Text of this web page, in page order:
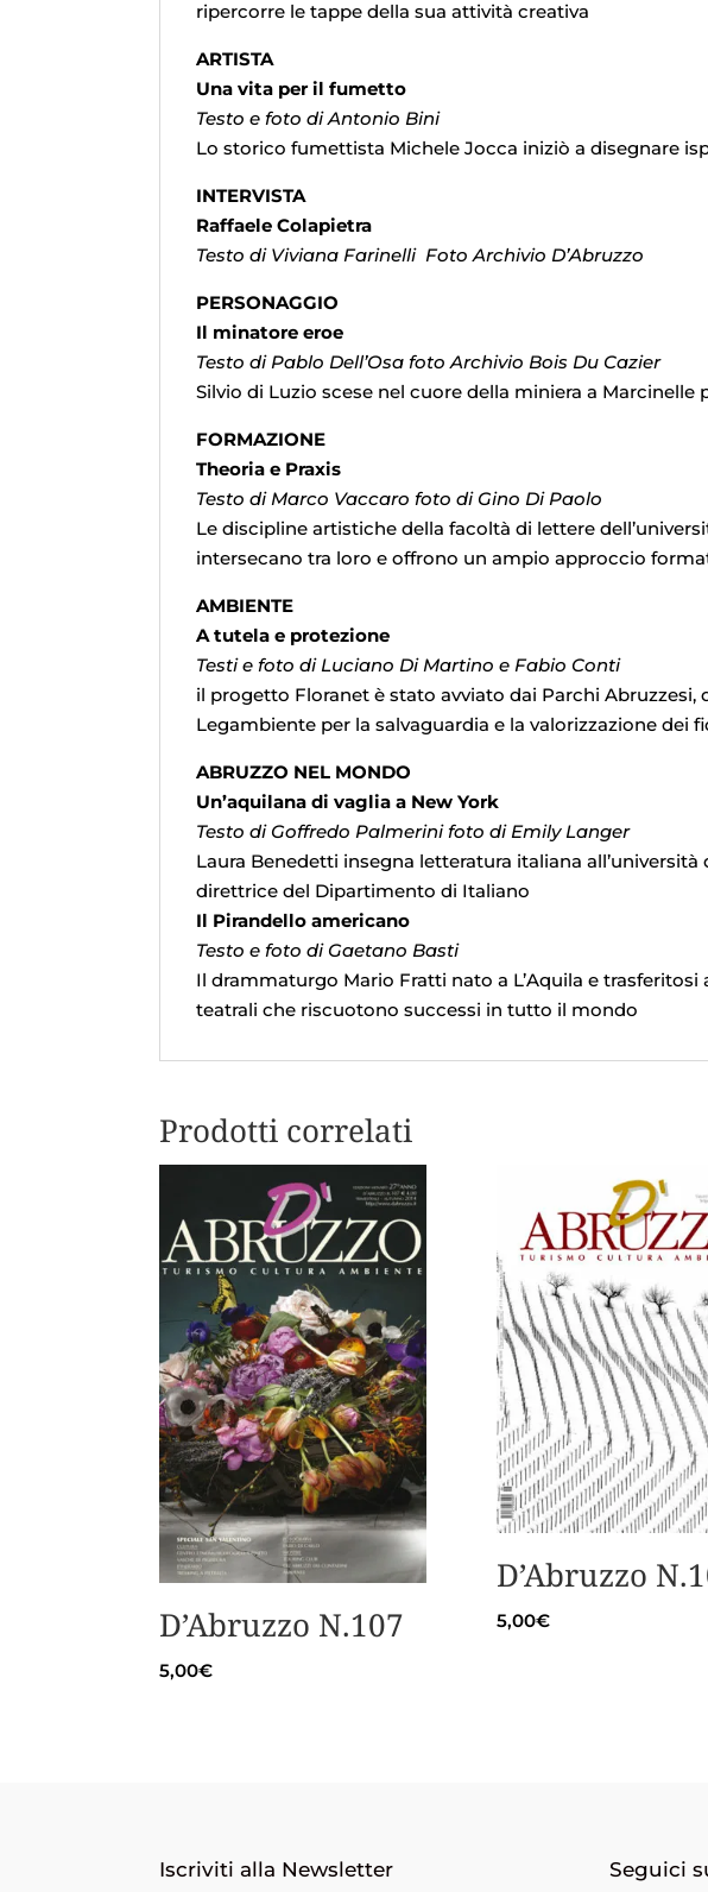
ripercorre le tappe della sua attività creativa
ARTISTA
Una vita per il fumetto
Testo e foto di Antonio Bini
Lo storico fumettista Michele Jocca iniziò a disegnare
INTERVISTA
Raffaele Colapietra
Testo di Viviana Farinelli Foto Archivio D’Abruzzo
PERSONAGGIO
Il minatore eroe
Testo di Pablo Dell’Osa foto Archivio Bois Du Cazier
Silvio di Luzio scese nel cuore della miniera a
FORMAZIONE
Theoria e Praxis
Testo di Marco Vaccaro foto di Gino Di Paolo
Le discipline artistiche della facoltà di lettere
intersecano tra loro e offrono un ampio approccio
AMBIENTE
A tutela e protezione
Testi e foto di Luciano Di Martino e Fabio Conti
il progetto Floranet è stato avviato dai Parchi Abruzzesi,
Legambiente per la salvaguardia e la valorizzazione dei
ABRUZZO NEL MONDO
Un’aquilana di vaglia a New York
Testo di Goffredo Palmerini foto di Emily Langer
Laura Benedetti insegna letteratura italiana
direttrice del Dipartimento di Italiano
Il Pirandello americano
Testo e foto di Gaetano Basti
Il drammaturgo Mario Fratti nato a L’Aquila e trasferitosi
teatrali che riscuotono successi in tutto il mondo
Prodotti correlati
D’Abruzzo N.107
5,00€
D’Abruzzo
5,00€
Iscriviti alla Newsletter Seguici